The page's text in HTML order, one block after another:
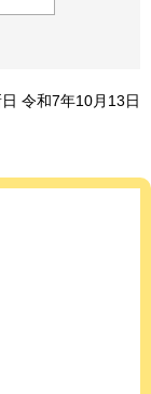
令和7年10月13日